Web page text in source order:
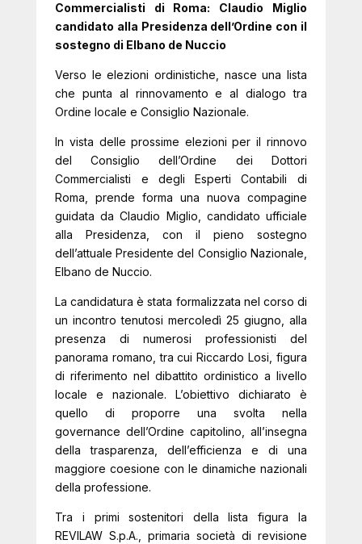
Commercialisti di Roma: Claudio Miglio
candidato alla Presidenza dell’Ordine con il
sostegno di Elbano de Nuccio
Verso le elezioni ordinistiche, nasce una lista
che punta al rinnovamento e al dialogo tra
Ordine locale e Consiglio Nazionale.
In vista delle prossime elezioni per il rinnovo
del Consiglio dell’Ordine dei Dottori
Commercialisti e degli Esperti Contabili di
Roma, prende forma una nuova compagine
guidata da Claudio Miglio, candidato ufficiale
alla Presidenza, con il pieno sostegno
dell’attuale Presidente del Consiglio Nazionale,
Elbano de Nuccio.
La candidatura è stata formalizzata nel corso di
un incontro tenutosi mercoledì 25 giugno, alla
presenza di numerosi professionisti del
panorama romano, tra cui Riccardo Losi, figura
di riferimento nel dibattito ordinistico a livello
locale e nazionale. L’obiettivo dichiarato è
quello di proporre una svolta nella
governance dell’Ordine capitolino, all’insegna
della trasparenza, dell’efficienza e di una
maggiore coesione con le dinamiche nazionali
della professione.
Tra i primi sostenitori della lista figura la
REVILAW S.p.A., primaria società di revisione